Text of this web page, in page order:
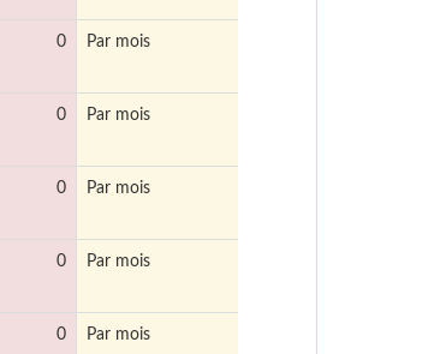
0 Par mois
0 Par mois
0 Par mois
0 Par mois
0 Par mois